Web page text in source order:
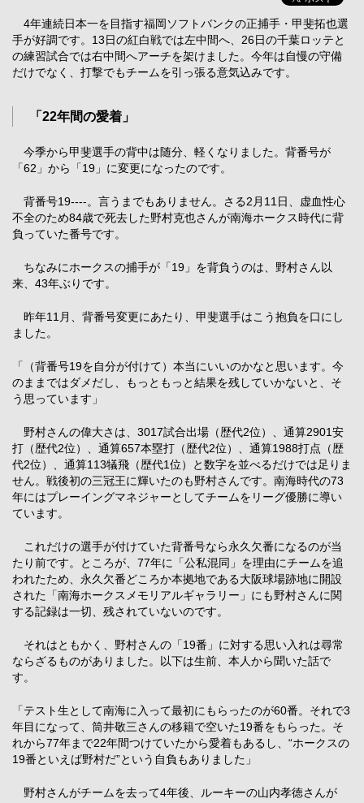
4年連続日本一を目指す福岡ソフトバンクの正捕手・甲斐拓也選
手が好調です。13日の紅白戦では左中間へ、26日の千葉ロッテと
の練習試合では右中間へアーチを架けました。今年は自慢の守備
だけでなく、打撃でもチームを引っ張る意気込みです。
「22年間の愛着」
今季から甲斐選手の背中は随分、軽くなりました。背番号が
「62」から「19」に変更になったのです。
背番号19----。言うまでもありません。さる2月11日、虚血性心
不全のため84歳で死去した野村克也さんが南海ホークス時代に背
負っていた番号です。
ちなみにホークスの捕手が「19」を背負うのは、野村さん以
来、43年ぶりです。
昨年11月、背番号変更にあたり、甲斐選手はこう抱負を口にし
ました。
「（背番号19を自分が付けて）本当にいいのかなと思います。今
のままではダメだし、もっともっと結果を残していかないと、そ
う思っています」
野村さんの偉大さは、3017試合出場（歴代2位）、通算2901安
打（歴代2位）、通算657本塁打（歴代2位）、通算1988打点（歴
代2位）、通算113犠飛（歴代1位）と数字を並べるだけでは足りま
せん。戦後初の三冠王に輝いたのも野村さんです。南海時代の73
年にはプレーイングマネジャーとしてチームをリーグ優勝に導い
ています。
これだけの選手が付けていた背番号なら永久欠番になるのが当
たり前です。ところが、77年に「公私混同」を理由にチームを追
われたため、永久欠番どころか本拠地である大阪球場跡地に開設
された「南海ホークスメモリアルギャラリー」にも野村さんに関
する記録は一切、残されていないのです。
それはともかく、野村さんの「19番」に対する思い入れは尋常
ならざるものがありました。以下は生前、本人から聞いた話で
す。
「テスト生として南海に入って最初にもらったのが60番。それで3
年目になって、筒井敬三さんの移籍で空いた19番をもらった。そ
れから77年まで22年間つけていたから愛着もあるし、“ホークスの
19番といえば野村だ”という自負もありました」
野村さんがチームを去って4年後、ルーキーの山内孝徳さんが